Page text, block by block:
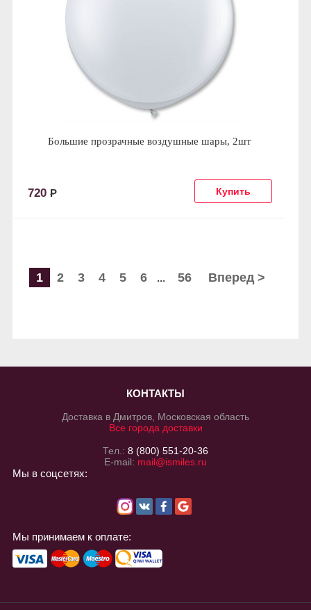
Большие прозрачные воздушные шары, 2шт
720 Р
1 2 3 4 5 6 ... 56 Вперед >
КОНТАКТЫ
Доставка в Дмитров, Московская область
Все города доставки
Тел.: 8 (800) 551-20-36
E-mail: mail@ismiles.ru
Мы в соцсетях:
Мы принимаем к оплате: